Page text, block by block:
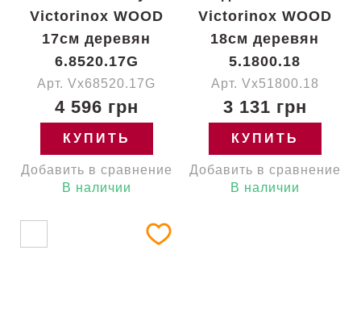
Victorinox WOOD
17см деревян
6.8520.17G
Арт. Vx68520.17G
4 596 грн
КУПИТЬ
Добавить в сравнение
В наличии
Victorinox WOOD
18см деревян
5.1800.18
Арт. Vx51800.18
3 131 грн
КУПИТЬ
Добавить в сравнение
В наличии